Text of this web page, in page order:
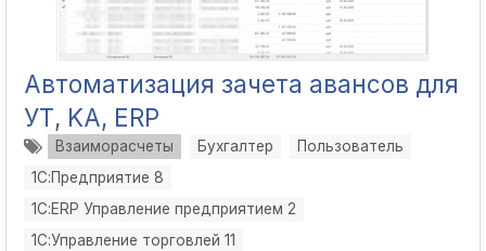
Автоматизация зачета авансов для
УТ, KA, ERP
Взаиморасчеты Бухгалтер
Пользователь
1С:Предприятие 8
1С:ERP Управление предприятием 2
1С:Управление торговлей 11